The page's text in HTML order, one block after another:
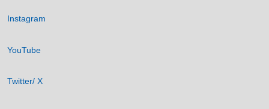
Instagram
YouTube
Twitter/ X